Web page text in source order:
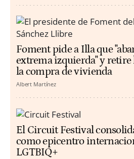
Foment pide a Illa que
extrema izquierda" y
la compra de vivienda
Albert Martínez
El Circuit Festival
como epicentro
LGTBIQ+